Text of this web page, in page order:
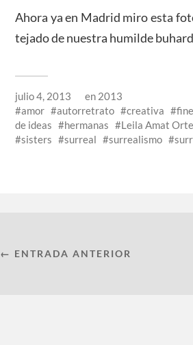
Ahora ya en Madrid miro esta
tejado de nuestra humilde
julio 4, 2013 en 2013
amor
autorretrato creativa
de ideas
hermanas Leila Amat
sisters
surreal surrealismo
← ENTRADA ANTERIOR